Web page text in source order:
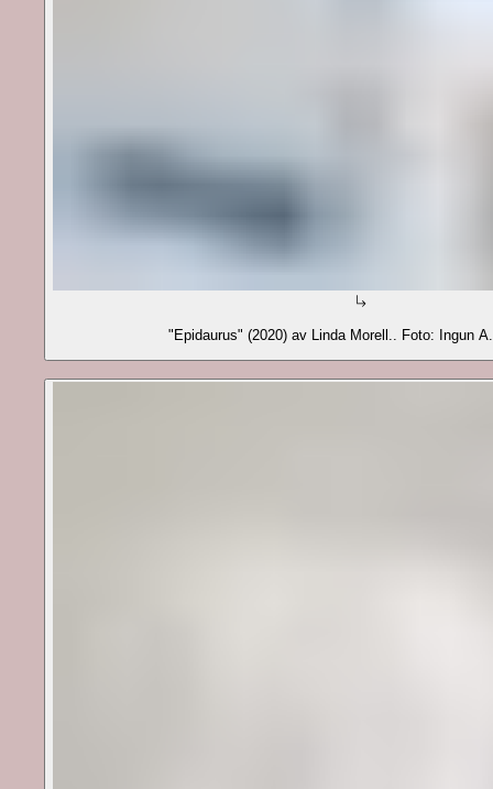
"Epidaurus" (2020) av Linda Morell.. Foto: Ingun